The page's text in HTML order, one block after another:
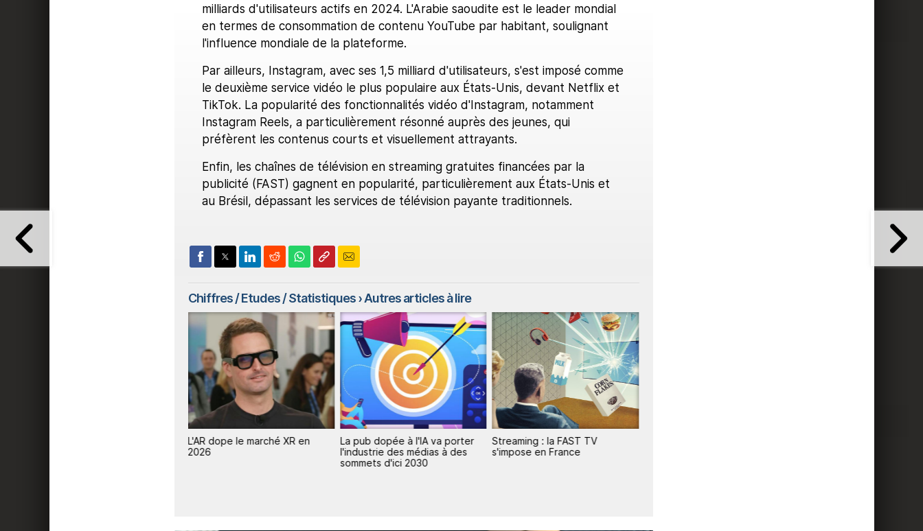
milliards d'utilisateurs actifs en 2024. L'Arabie saoudite est le leader mondial
en termes de consommation de contenu YouTube par habitant, soulignant
l'influence mondiale de la plateforme.
Par ailleurs, Instagram, avec ses 1,5 milliard d'utilisateurs, s'est imposé comme
le deuxième service vidéo le plus populaire aux États-Unis, devant Netflix et
TikTok. La popularité des fonctionnalités vidéo d'Instagram, notamment
Instagram Reels, a particulièrement résonné auprès des jeunes, qui
préfèrent les contenus courts et visuellement attrayants.
Enfin, les chaînes de télévision en streaming gratuites financées par la
publicité (FAST) gagnent en popularité, particulièrement aux États-Unis et
au Brésil, dépassant les services de télévision payante traditionnels.
Chiffres / Etudes / Statistiques› Autres articles à lire
L'AR dope le marché XR en
2026
La pub dopée à l'IA va porter
l'industrie des médias à des
sommets d'ici 2030
Streaming : la FAST TV
s'impose en France